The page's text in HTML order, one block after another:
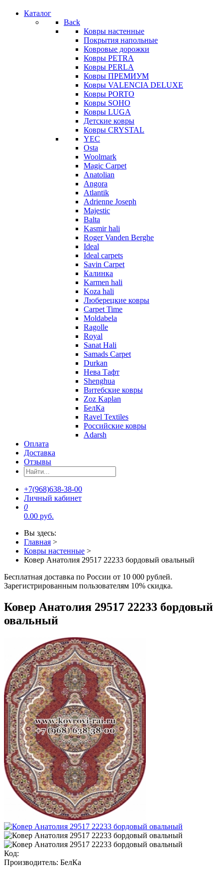
Каталог
Back
Ковры настенные
Покрытия напольные
Ковровые дорожки
Ковры PETRA
Ковры PERLA
Ковры ПРЕМИУМ
Ковры VALENCIA DELUXE
Ковры PORTO
Ковры SOHO
Ковры LUGA
Детские ковры
Ковры CRYSTAL
YEC
Osta
Woolmark
Magic Carpet
Anatolian
Angora
Atlantik
Adrienne Joseph
Majestic
Balta
Kasmir hali
Roger Vanden Berghe
Ideal
Ideal carpets
Savin Carpet
Калинка
Karmen hali
Koza hali
Люберецкие ковры
Carpet Time
Moldabela
Ragolle
Royal
Sanat Hali
Samads Carpet
Durkan
Нева Тафт
Shenghua
Витебские ковры
Zoz Kaplan
БелКа
Ravel Textiles
Российские ковры
Adarsh
Оплата
Доставка
Отзывы
+7(968)638-38-00
Личный кабинет
0
0.00 руб.
Вы здесь:
Главная >
Ковры настенные >
Ковер Анатолия 29517 22233 бордовый овальный
Бесплатная доставка по России от 10 000 рублей.
Зарегистрированным пользователям 10% скидка.
Ковер Анатолия 29517 22233 бордовый
овальный
Код:
Производитель: БелКа